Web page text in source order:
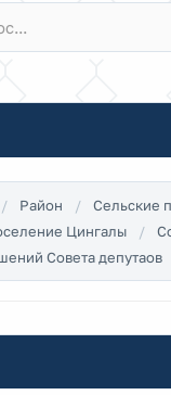
Район
Сельские
Цингалы
Совета депутаов